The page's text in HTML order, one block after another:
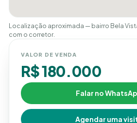
Localização aproximada — bairro Bela
com o corretor.
VALOR DE VENDA
R$ 180.000
Falar no
Agendar uma